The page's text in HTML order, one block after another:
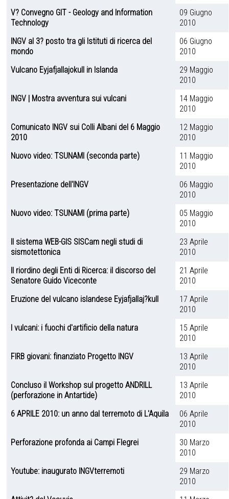
V? Convegno GIT - Geology and Information
Technology
09 Giugno
2010
INGV al 3? posto tra gli Istituti di ricerca del
mondo
06 Giugno
2010
Vulcano Eyjafjallajokull in Islanda
29 Maggio
2010
INGV | Mostra avventura sui vulcani
14 Maggio
2010
Comunicato INGV sui Colli Albani del 6 Maggio
2010
12 Maggio
2010
Nuovo video: TSUNAMI (seconda parte)
11 Maggio
2010
Presentazione dell'INGV
06 Maggio
2010
Nuovo video: TSUNAMI (prima parte)
05 Maggio
2010
Il sistema WEB-GIS SISCam negli studi di
sismotettonica
23 Aprile
2010
Il riordino degli Enti di Ricerca: il discorso del
Senatore Guido Viceconte
21 Aprile
2010
Eruzione del vulcano islandese Eyjafjallaj?kull
17 Aprile
2010
I vulcani: i fuochi d'artificio della natura
15 Aprile
2010
FIRB giovani: finanziato Progetto INGV
13 Aprile
2010
Concluso il Workshop sul progetto ANDRILL
(perforazione in Antartide)
13 Aprile
2010
6 APRILE 2010: un anno dal terremoto di L'Aquila
06 Aprile
2010
Perforazione profonda ai Campi Flegrei
30 Marzo
2010
Youtube: inaugurato INGVterremoti
29 Marzo
2010